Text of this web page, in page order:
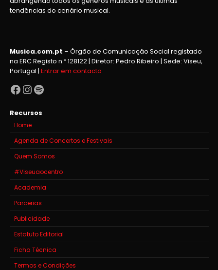
tendências do cenário musical.
Musica.com.pt – Órgão de Comunicação Social registado
na ERC Registo n.º 128122 | Diretor: Pedro Ribeiro | Sede: Viseu,
Portugal | Entrar em contacto
Facebook
Instagram
Spotify
Recursos
Home
Agenda de Concertos e Festivais
Quem Somos
#Viseuaocentro
Academia
Parcerias
Publicidade
Estatuto Editorial
Ficha Técnica
Termos e Condições